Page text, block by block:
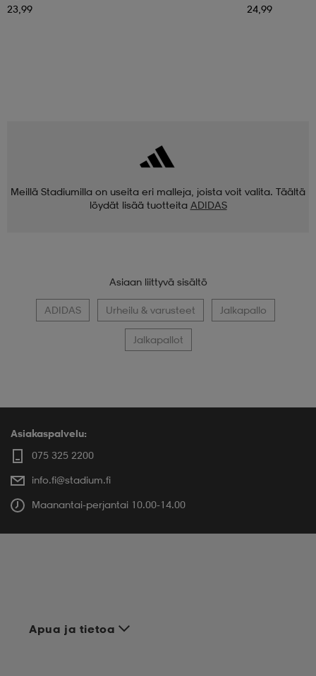
23,99
24,99
Meillä Stadiumilla on useita eri malleja, joista voit valita. Täältä
löydät lisää tuotteita ADIDAS
Asiaan liittyvä sisältö
ADIDAS Urheilu & varusteet Jalkapallo
Jalkapallot
Asiakaspalvelu:
075 325 2200
info.fi@stadium.fi
Maanantai-perjantai 10.00-14.00
Apua ja tietoa